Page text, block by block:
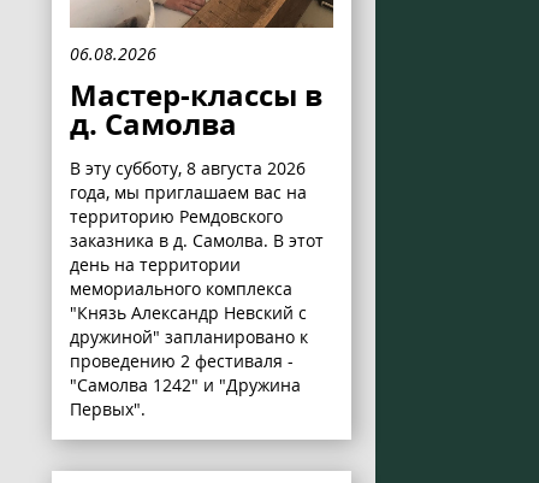
06.08.2026
Мастер-классы в
д. Самолва
В эту субботу, 8 августа 2026
года, мы приглашаем вас на
территорию Ремдовского
заказника в д. Самолва. В этот
день на территории
мемориального комплекса
"Князь Александр Невский с
дружиной" запланировано к
проведению 2 фестиваля -
"Самолва 1242" и "Дружина
Первых".